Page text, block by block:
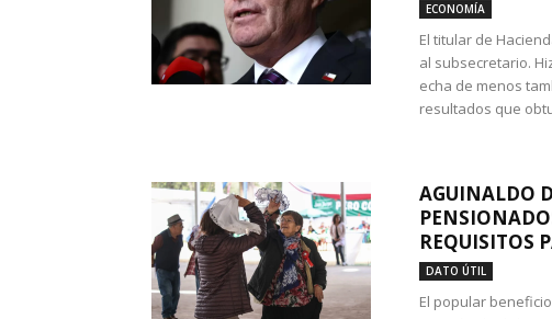
ECONOMÍA
El titular de
al subsecretario.
echa de menos
resultados que
AGUINALDO
REQUISITOS
DATO ÚTIL
El popular